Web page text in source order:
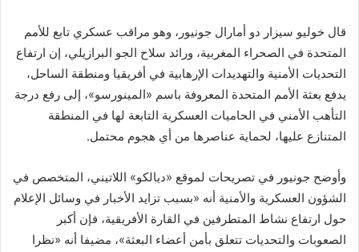
قال خوليو سيزار دو أمارال جونيور، وهو مراقب عسكري تابع للأمم
المتحدة في الصحراء المغربية، ورائد سلاح الجو البرازيلي، إن ارتفاع
التحديات الأمنية والتهديدات الإرهابية في أفريقيا ومنطقة الساحل،
يدفع بعثة الأمم المتحدة المعروفة باسم «المينورسو»، إلى رفع درجة
التأهب الأمني في الحاميات العسكرية التابعة لها في المنطقة
المتنازع عليها، لحماية عناصرها من أي هجوم محتمل.
وأوضح جونيور في تصريحات لموقع «ديالكو» اللاتيني، المتخصص في
الشؤون العسكرية والأمنية أنه «بسبب تزايد الأخبار في وسائل الإعلام
حول ارتفاع نشاط المتطرفين في القارة الأفريقية، فإن أكبر
الصعوبات والتحديات تتعلق بأمن أعضاء البعثة»، مضيفا أنه «نظرا